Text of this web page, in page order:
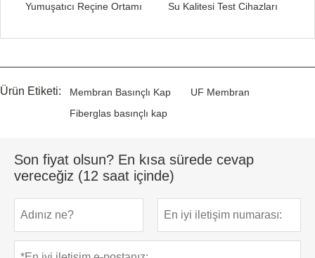
Yumuşatıcı Reçine Ortamı Su Kalitesi Test Cihazları
Ürün Etiketi: Membran Basınçlı Kap
UF Membran
Fiberglas basınçlı kap
Son fiyat olsun? En kısa sürede cevap
vereceğiz (12 saat içinde)